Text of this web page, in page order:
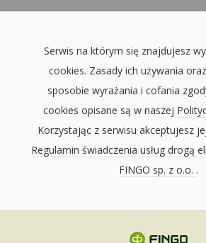
Serwis na którym się znajdujesz
cookies. Zasady ich używania
sposobie wyrażania i cofania
cookies opisane są w naszej
Korzystając z serwisu akceptujesz
Regulamin świadczenia usług drogą
FINGO sp. z o.o. .